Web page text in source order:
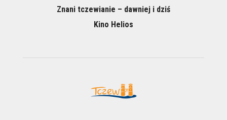
Znani tczewianie – dawniej i dziś
Kino Helios